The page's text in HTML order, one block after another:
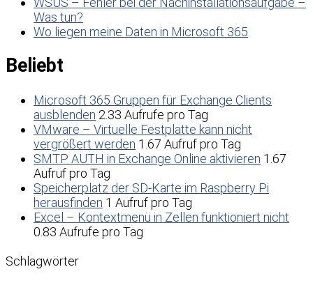
Was tun?
Wo liegen meine Daten in Microsoft 365
Beliebt
Microsoft 365 Gruppen für Exchange Clients
ausblenden 2.33 Aufrufe pro Tag
VMware – Virtuelle Festplatte kann nicht
vergrößert werden 1.67 Aufruf pro Tag
SMTP AUTH in Exchange Online aktivieren 1.67
Aufruf pro Tag
Speicherplatz der SD-Karte im Raspberry Pi
herausfinden 1 Aufruf pro Tag
Excel – Kontextmenü in Zellen funktioniert nicht
0.83 Aufrufe pro Tag
Schlagwörter